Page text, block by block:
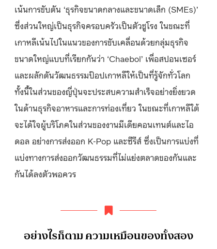
เน้นการขับดัน ‘ธุรกิจขนาดกลางและขนาดเล็ก (SMEs)’
ซึ่งส่วนใหญ่เป็นธุรกิจครอบครัวเป็นตัวชูโรง ในขณะที่
เกาหลีเน้นไปในแนวของการขับเคลื่อนด้วยกลุ่มธุรกิจ
ขนาดใหญ่แบบที่เรียกกันว่า ‘Chaebol’ เพื่อสปอนเซอร์
และผลักดันวัฒนธรรมป๊อปเกาหลีให้เป็นที่รู้จักทั่วโลก
ทั้งนี้ในส่วนของญี่ปุ่นจะประสบความสำเร็จอย่างยิ่งยวด
ในด้านธุรกิจอาหารและการท่องเที่ยว ในขณะที่เกาหลีใต้
จะได้ใจผู้บริโภคในส่วนของงานมีเดียคอนเทนต์และไอ
ดอล อย่างการส่งออก K-Pop และซีรีส์ ซึ่งเป็นการแบ่งที่
แบ่งทางการส่งออกวัฒนธรรมที่ไม่แย่งตลาดของกันและ
กันได้ลงตัวพอควร
อย่างไรก็ตาม ความเหมือนของทั้งสอง